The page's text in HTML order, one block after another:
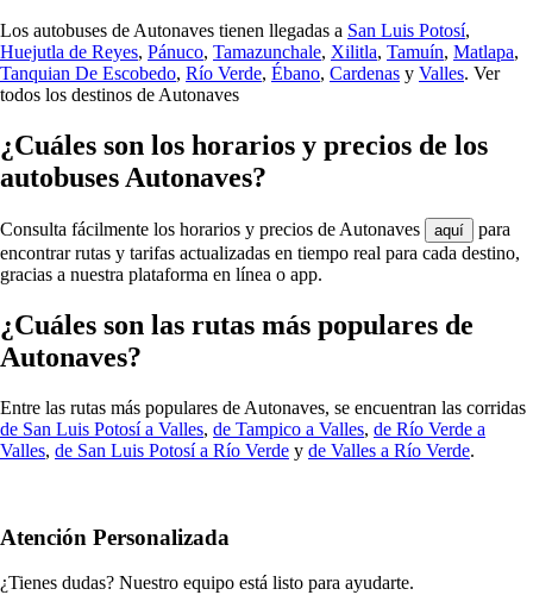
Los autobuses de Autonaves tienen llegadas a San Luis Potosí,
Huejutla de Reyes, Pánuco, Tamazunchale, Xilitla, Tamuín, Matlapa,
Tanquian De Escobedo, Río Verde, Ébano, Cardenas y Valles. Ver
todos los destinos de Autonaves
¿Cuáles son los horarios y precios de los
autobuses Autonaves?
Consulta fácilmente los horarios y precios de Autonaves aquí
para
encontrar rutas y tarifas actualizadas en tiempo real para cada destino,
gracias a nuestra plataforma en línea o app.
¿Cuáles son las rutas más populares de
Autonaves?
Entre las rutas más populares de Autonaves, se encuentran las corridas
de San Luis Potosí a Valles, de Tampico a Valles, de Río Verde a
Valles, de San Luis Potosí a Río Verde y de Valles a Río Verde.
Atención Personalizada
¿Tienes dudas? Nuestro equipo está listo para ayudarte.